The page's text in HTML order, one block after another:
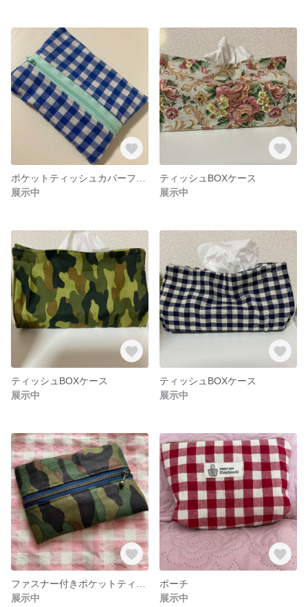
展示中
ティッシュBOXケース
展示中
ティッシュBOXケース
展示中
ティッシュBOXケース
展示中
展示中
ポーチ
展示中